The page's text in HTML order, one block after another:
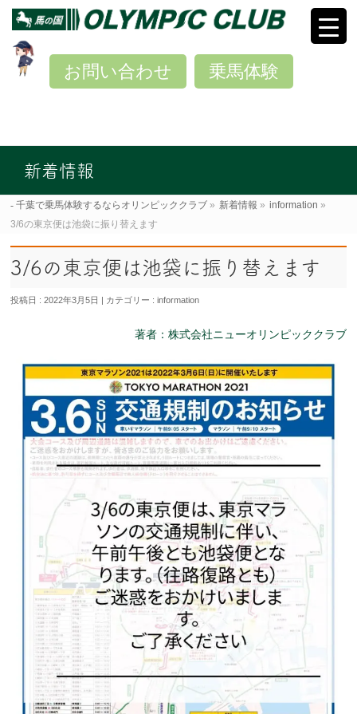
乗馬体験
お問い合わせ
新着情報
千葉で乗馬体験するならオリンピッククラブ » 新着情報 » information »
3/6の東京便は池袋に振り替えます
3/6の東京便は池袋に振り替えます
投稿日 : 2022年3月5日 カテゴリー :information
著者：株式会社ニューオリンピッククラブ